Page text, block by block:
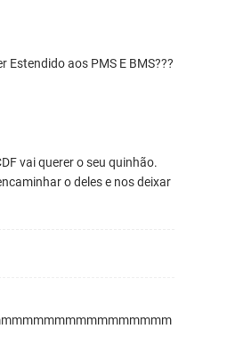
aos PMS E BMS???
vai querer o seu quinhão.
o deles e nos deixar